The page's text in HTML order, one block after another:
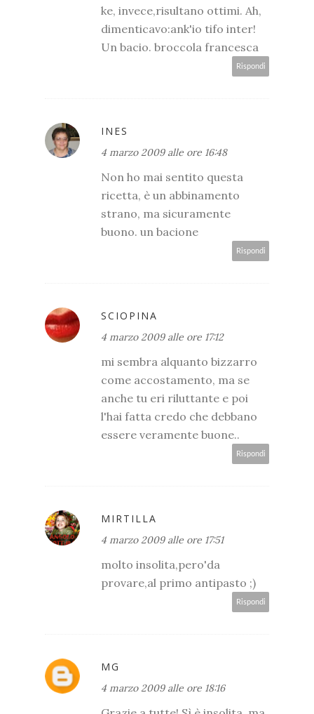
ke, invece,risultano ottimi. Ah,
dimenticavo:ank'io tifo inter!
Un bacio. broccola francesca
Rispondi
INES
4 marzo 2009 alle ore 16:48
Non ho mai sentito questa
ricetta, è un abbinamento
strano, ma sicuramente
buono. un bacione
Rispondi
SCIOPINA
4 marzo 2009 alle ore 17:12
mi sembra alquanto bizzarro
come accostamento, ma se
anche tu eri riluttante e poi
l'hai fatta credo che debbano
essere veramente buone..
Rispondi
MIRTILLA
4 marzo 2009 alle ore 17:51
molto insolita,pero'da
provare,al primo antipasto ;)
Rispondi
MG
4 marzo 2009 alle ore 18:16